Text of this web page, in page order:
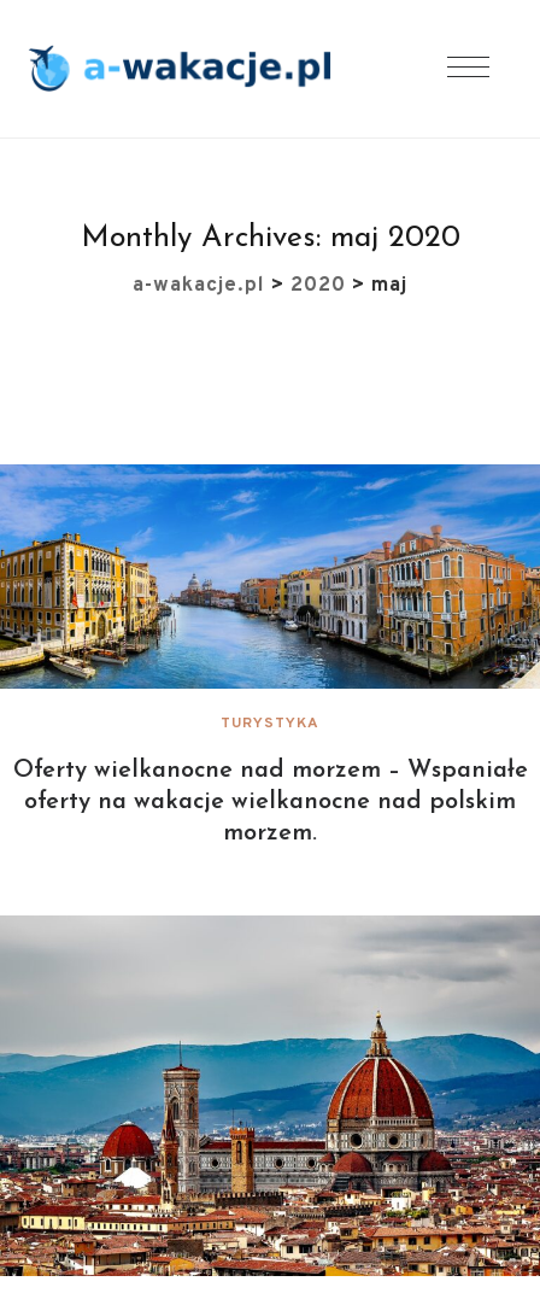
Monthly Archives: maj 2020
a-wakacje.pl > 2020 > maj
TURYSTYKA
Oferty wielkanocne nad morzem – Wspaniałe
oferty na wakacje wielkanocne nad polskim
morzem.